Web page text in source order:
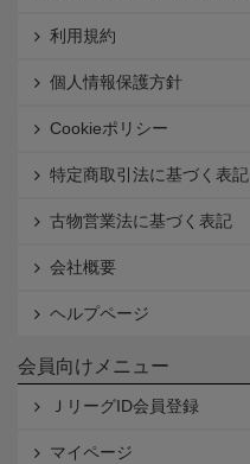
利用規約
個人情報保護方針
Cookieポリシー
特定商取引法に基づく表記
古物営業法に基づく表記
会社概要
ヘルプページ
会員向けメニュー
ＪリーグID会員登録
マイページ